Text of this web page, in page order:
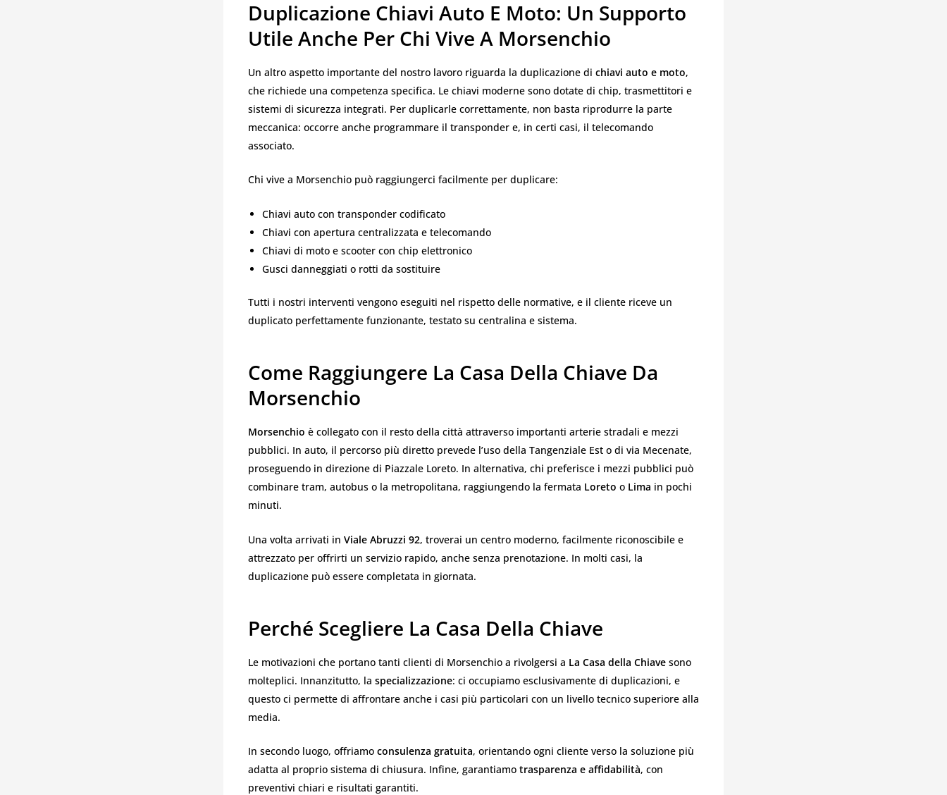
Duplicazione Chiavi Auto E Moto: Un Supporto
Utile Anche Per Chi Vive A Morsenchio
Un altro aspetto importante del nostro lavoro riguarda la duplicazione di chiavi auto e moto,
che richiede una competenza specifica. Le chiavi moderne sono dotate di chip, trasmettitori e
sistemi di sicurezza integrati. Per duplicarle correttamente, non basta riprodurre la parte
meccanica: occorre anche programmare il transponder e, in certi casi, il telecomando
associato.
Chi vive a Morsenchio può raggiungerci facilmente per duplicare:
Chiavi auto con transponder codificato
Chiavi con apertura centralizzata e telecomando
Chiavi di moto e scooter con chip elettronico
Gusci danneggiati o rotti da sostituire
Tutti i nostri interventi vengono eseguiti nel rispetto delle normative, e il cliente riceve un
duplicato perfettamente funzionante, testato su centralina e sistema.
Come Raggiungere La Casa Della Chiave Da
Morsenchio
Morsenchio è collegato con il resto della città attraverso importanti arterie stradali e mezzi
pubblici. In auto, il percorso più diretto prevede l’uso della Tangenziale Est o di via Mecenate,
proseguendo in direzione di Piazzale Loreto. In alternativa, chi preferisce i mezzi pubblici può
combinare tram, autobus o la metropolitana, raggiungendo la fermata Loreto o Lima in pochi
minuti.
Una volta arrivati in Viale Abruzzi 92, troverai un centro moderno, facilmente riconoscibile e
attrezzato per offrirti un servizio rapido, anche senza prenotazione. In molti casi, la
duplicazione può essere completata in giornata.
Perché Scegliere La Casa Della Chiave
Le motivazioni che portano tanti clienti di Morsenchio a rivolgersi a La Casa della Chiave sono
molteplici. Innanzitutto, la specializzazione: ci occupiamo esclusivamente di duplicazioni, e
questo ci permette di affrontare anche i casi più particolari con un livello tecnico superiore alla
media.
In secondo luogo, offriamo consulenza gratuita, orientando ogni cliente verso la soluzione più
adatta al proprio sistema di chiusura. Infine, garantiamo trasparenza e affidabilità, con
preventivi chiari e risultati garantiti.